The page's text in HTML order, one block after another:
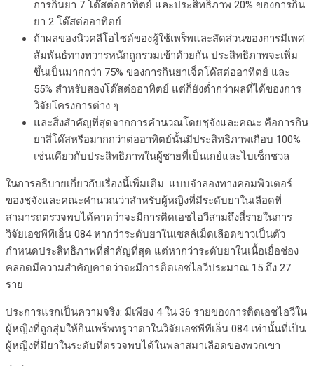
การกินยา 7 โด๊สต่ออาทิตย์ และประสิทธิภาพ 20% ของการกิน
ยา 2 โด๊สต่ออาทิตย์
ถ้าผลของนิวคลีโอไซด์ของผู้ใช้เพร็พและสัดส่วนของการมีเพศ
สัมพันธ์ทางทวารหนักถูกรวมเข้าด้วยกัน ประสิทธิภาพจะเพิ่ม
ขึ้นเป็นมากกว่า 75% ของการกินยาเจ็ดโด๊สต่ออาทิตย์ และ
55% สำหรับสองโด๊สต่ออาทิตย์ แต่ก็ยังต่ำกว่าผลที่ได้ของการ
วิจัยโครงการต่าง ๆ
และสิ่งสำคัญที่สุดจากการคำนวณโดยชฺจังและคณะ คือการกิน
ยาสี่โด๊สหรือมากกว่าต่ออาทิตย์นั้นมีประสิทธิภาพเกือบ 100%
เช่นเดียวกับประสิทธิภาพในผู้ชายที่เป็นเกย์และไบเซ็กชวล
ในการอธิบายเกี่ยวกับเรื่องนี้เพิ่มเติม: แบบจำลองทางคอมพิวเตอร์
ของชฺจังและคณะคำนวณว่าสำหรับผู้หญิงที่มีระดับยาในเลือดที่
สามารถตรวจพบได้คาดว่าจะมีการติดเอชไอวีสามถึงสี่รายในการ
วิจัยเอชพีทีเอ็น 084 หากว่าระดับยาในเซลล์เม็ดเลือดขาวเป็นตัว
กำหนดประสิทธิภาพที่สำคัญที่สุด แต่หากว่าระดับยาในเนื้อเยื่อช่อง
คลอดมีความสำคัญคาดว่าจะมีการติดเอชไอวีประมาณ 15 ถึง 27
ราย
ประการแรกเป็นความจริง: มีเพียง 4 ใน 36 รายของการติดเอชไอวีใน
ผู้หญิงที่ถูกสุ่มให้กินเพร็พทรูวาดาในวิจัยเอชพีทีเอ็น 084 เท่านั้นที่เป็น
ผู้หญิงที่มียาในระดับที่ตรวจพบได้ในพลาสมาเลือดของพวกเขา